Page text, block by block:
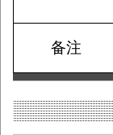
备注